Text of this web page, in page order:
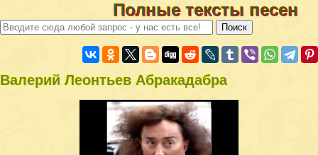
Полные тексты песен
Валерий Леонтьев Абpaкадабра